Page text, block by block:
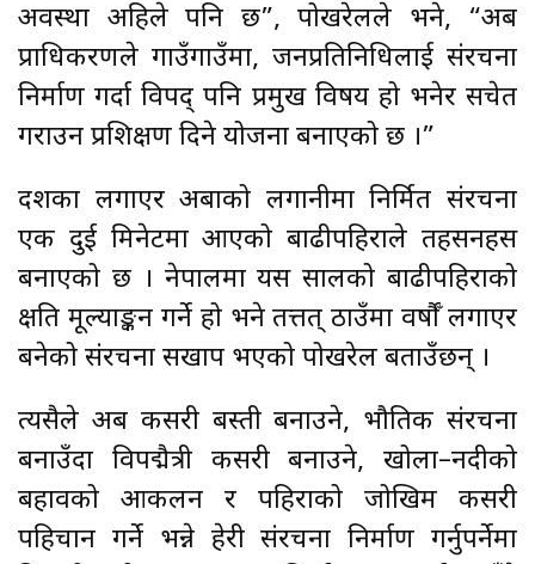
अवस्था अहिले पनि छ”, पोखरेलले भने, “अब
प्राधिकरणले गाउँगाउँमा, जनप्रतिनिधिलाई संरचना
निर्माण गर्दा विपद् पनि प्रमुख विषय हो भनेर सचेत
गराउन प्रशिक्षण दिने योजना बनाएको छ ।”
दशकौँ लगाएर अबौँको लगानीमा निर्मित संरचना
एक दुई मिनेटमा आएको बाढीपहिराले तहसनहस
बनाएको छ । नेपालमा यस सालको बाढीपहिराको
क्षति मूल्याङ्कन गर्ने हो भने तत्तत् ठाउँमा वर्षौँ लगाएर
बनेको संरचना सखाप भएको पोखरेल बताउँछन् ।
त्यसैले अब कसरी बस्ती बनाउने, भौतिक संरचना
बनाउँदा विपद्मैत्री कसरी बनाउने, खोला–नदीको
बहावको आकलन र पहिराको जोखिम कसरी
पहिचान गर्ने भन्ने हेरी संरचना निर्माण गर्नुपर्नेमा